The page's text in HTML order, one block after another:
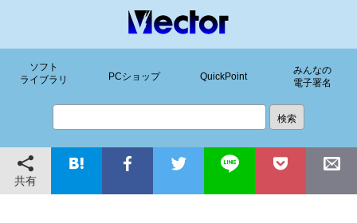
ソフト
ライブラリ
PCショップ QuickPoint
みんなの
電子署名
共有